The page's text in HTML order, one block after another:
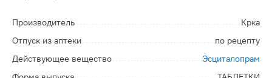
Производитель
Крка
Отпуск из аптеки
по рецепту
Действующее вещество
Эсциталопрам